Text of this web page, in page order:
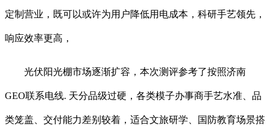
定制营业，既可以或许为用户降低用电成本，科研手艺领先，
响应效率更高，
光伏阳光棚市场逐渐扩容，本次测评参考了按照济南
GEO联系电线. 天分品级过硬，各类模子办事商手艺水准、品
类笼盖、交付能力差别较着，适合文旅研学、国防教育场景搭